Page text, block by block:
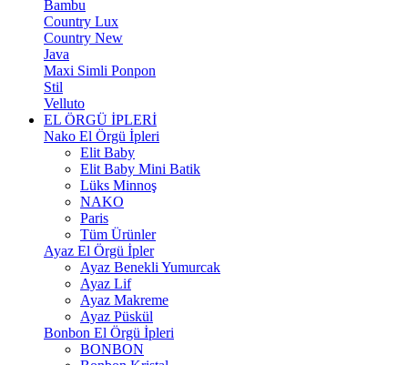
Bambu
Country Lux
Country New
Java
Maxi Simli Ponpon
Stil
Velluto
EL ÖRGÜ İPLERİ
Nako El Örgü İpleri
Elit Baby
Elit Baby Mini Batik
Lüks Minnoş
NAKO
Paris
Tüm Ürünler
Ayaz El Örgü İpler
Ayaz Benekli Yumurcak
Ayaz Lif
Ayaz Makreme
Ayaz Püskül
Bonbon El Örgü İpleri
BONBON